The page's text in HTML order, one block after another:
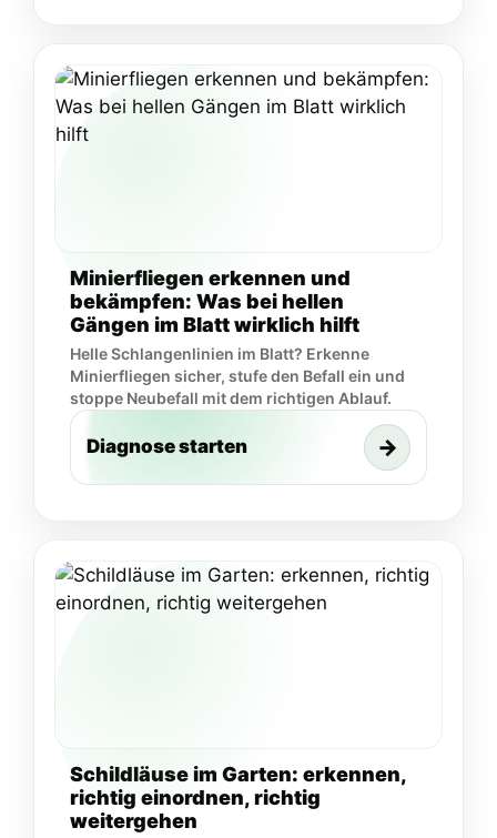
Minierfliegen erkennen und
bekämpfen: Was bei hellen
Gängen im Blatt wirklich hilft
Helle Schlangenlinien im Blatt? Erkenne
Minierfliegen sicher, stufe den Befall ein und
stoppe Neubefall mit dem richtigen Ablauf.
Diagnose starten →
Schildläuse im Garten: erkennen,
richtig einordnen, richtig
weitergehen